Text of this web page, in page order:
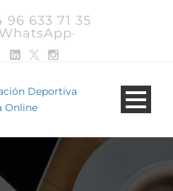
96 633 71 35